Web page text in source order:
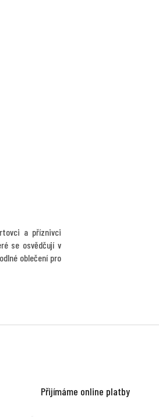
a příznivci
se osvědčují v
oblečení pro
Přijímáme online platby